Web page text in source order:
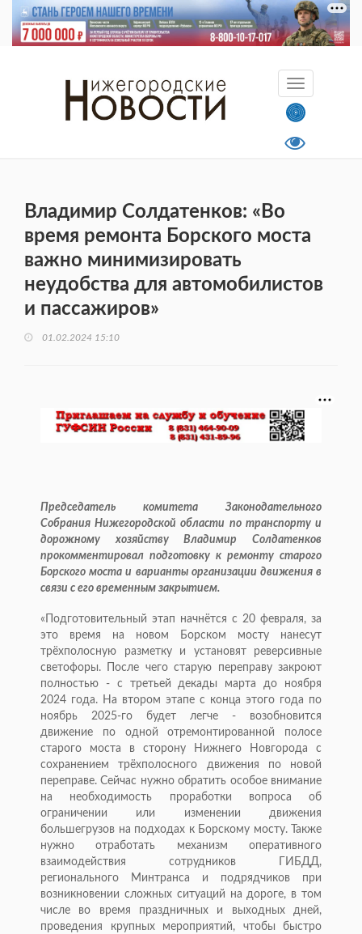
Владимир Солдатенков: «Во
время ремонта Борского моста
важно минимизировать
неудобства для автомобилистов
и пассажиров»
01.02.2024 15:10
Председатель комитета Законодательного
Собрания Нижегородской области по транспорту и
дорожному хозяйству Владимир Солдатенков
прокомментировал подготовку к ремонту старого
Борского моста и варианты организации движения в
связи с его временным закрытием.
«Подготовительный этап начнётся с 20 февраля, за
это время на новом Борском мосту нанесут
трёхполосную разметку и установят реверсивные
светофоры. После чего старую переправу закроют
полностью - с третьей декады марта до ноября
2024 года. На втором этапе с конца этого года по
ноябрь 2025-го будет легче - возобновится
движение по одной отремонтированной полосе
старого моста в сторону Нижнего Новгорода с
сохранением трёхполосного движения по новой
переправе. Сейчас нужно обратить особое внимание
на необходимость проработки вопроса об
ограничении или изменении движения
большегрузов на подходах к Борскому мосту. Также
нужно отработать механизм оперативного
взаимодействия сотрудников ГИБДД,
регионального Минтранса и подрядчиков при
возникновении сложных ситуаций на дороге, в том
числе во время праздничных и выходных дней,
проведения крупных мероприятий, чтобы быстро